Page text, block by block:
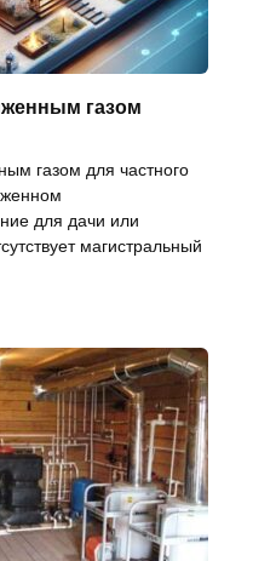
газом
газом для частного
для дачи или
магистральный